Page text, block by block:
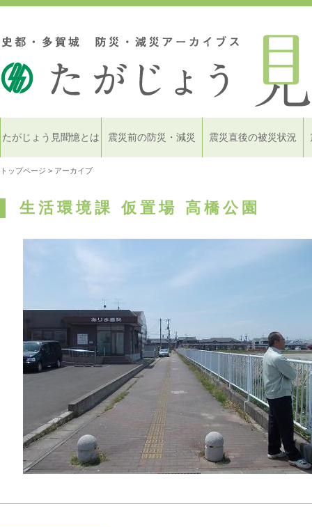
たがじょう見聞憶とは 震災前の防災・減災 震災直後の被災状況
トップページ > アーカイブ
生活環境課 仮置場 高橋公園